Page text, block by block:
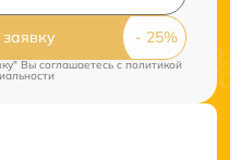
Вы соглашаетесь cполитикой